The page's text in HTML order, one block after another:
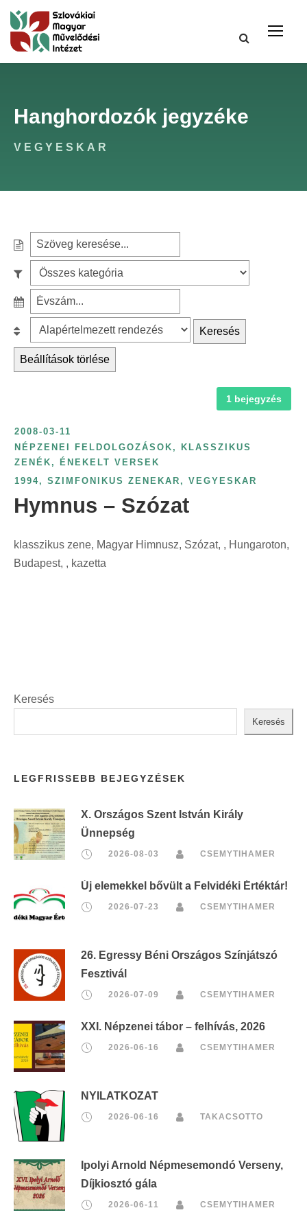
Hanghordozók jegyzéke
VEGYESKAR
e
c
f
o
z
é
s
e
g
i
s
z
z
é
v
s
z
á
m
s
e
e
s
l
á
s
Keresés
Beállítások törlése
1 bejegyzés
2008-03-11
NÉPZENEI FELDOLGOZÁSOK, KLASSZIKUS
ZENÉK, ÉNEKELT VERSEK
1994, SZIMFONIKUS ZENEKAR , VEGYESKAR
Hymnus – Szózat
klasszikus zene, Magyar Himnusz, Szózat, , Hungaroton,
Budapest, , kazetta
Keresés
Keresés
LEGFRISSEBB BEJEGYZÉSEK
X. Országos Szent István Király
Ünnepség
2026-08-03 CSEMYTIHAMER
Új elemekkel bővült a Felvidéki Értéktár!
2026-07-23 CSEMYTIHAMER
26. Egressy Béni Országos Színjátszó
Fesztivál
2026-07-09 CSEMYTIHAMER
XXI. Népzenei tábor – felhívás, 2026
2026-06-16 CSEMYTIHAMER
NYILATKOZAT
2026-06-16 TAKACSOTTO
Ipolyi Arnold Népmesemondó Verseny,
Díjkiosztó gála
2026-06-11 CSEMYTIHAMER